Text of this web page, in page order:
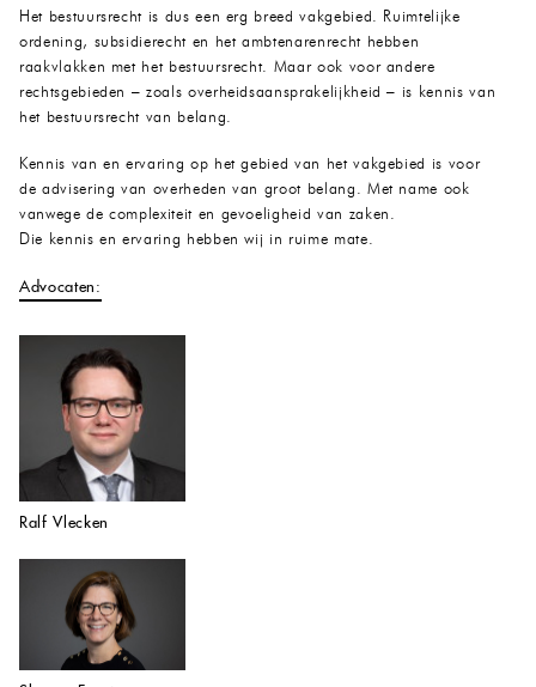
Het bestuursrecht is dus een erg breed vakgebied. Ruimtelijke
ordening, subsidierecht en het ambtenarenrecht hebben
raakvlakken met het bestuursrecht. Maar ook voor andere
rechtsgebieden – zoals overheidsaansprakelijkheid – is kennis van
het bestuursrecht van belang.
Kennis van en ervaring op het gebied van het vakgebied is voor
de advisering van overheden van groot belang. Met name ook
vanwege de complexiteit en gevoeligheid van zaken.
Die kennis en ervaring hebben wij in ruime mate.
Advocaten:
Ralf Vlecken